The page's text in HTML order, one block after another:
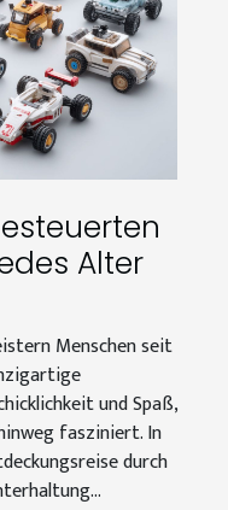
Alter
Menschen seit
und Spaß,
fasziniert. In
durch